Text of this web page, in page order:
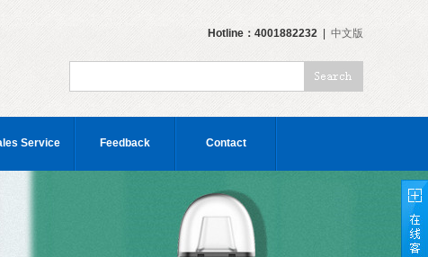
Hotline：4001882232 中文版
Service Feedback Contact